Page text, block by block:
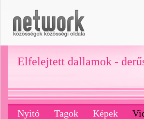
Elfelejtett dallamok -
Nyitó Tagok Képek